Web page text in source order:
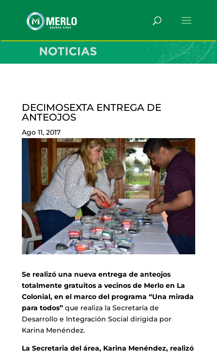
DECIMOSEXTA ENTREGA DE
ANTEOJOS
Ago 11, 2017
Se realizó una nueva entrega de anteojos
totalmente gratuitos a vecinos de Merlo en La
Colonial, en el marco del programa “Una mirada
para todos”que realiza la Secretaría de
Desarrollo e Integración Social dirigida por
Karina Menéndez.
La Secretaria del área, Karina Menéndez, realizó